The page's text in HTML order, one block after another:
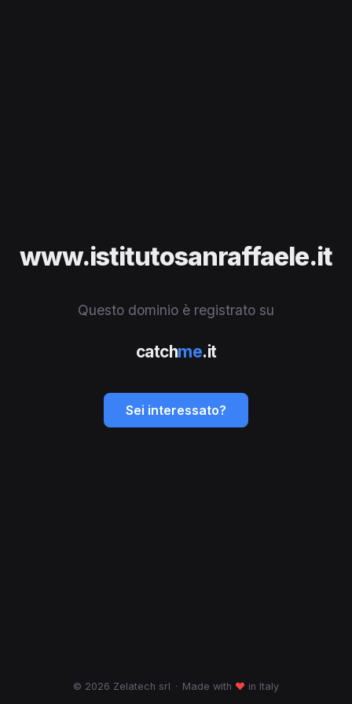
www.istitutosanraffaele.it
Questo dominio è registrato su
catchme.it
Sei interessato?
© 2026 Zelatech srl · Made with ♥ in Italy